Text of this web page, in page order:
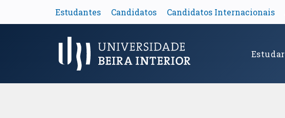
Estudantes Candidatos Candidatos Internacionais
Menu Principal Estudar